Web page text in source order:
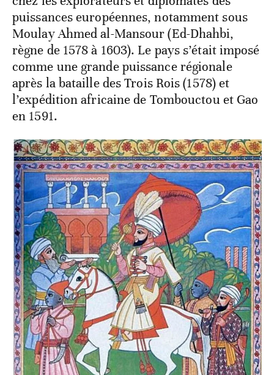
puissances européennes, notamment sous
Moulay Ahmed al-Mansour (Ed-Dhahbi,
règne de 1578 à 1603). Le pays s’était imposé
comme une grande puissance régionale
après la bataille des Trois Rois (1578) et
l’expédition africaine de Tombouctou et Gao
en 1591.